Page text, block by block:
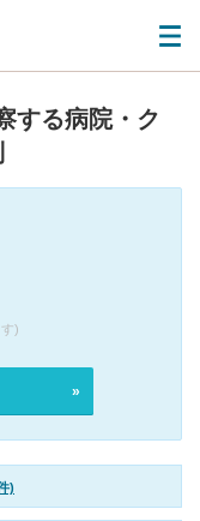
する病院・ク
)
)